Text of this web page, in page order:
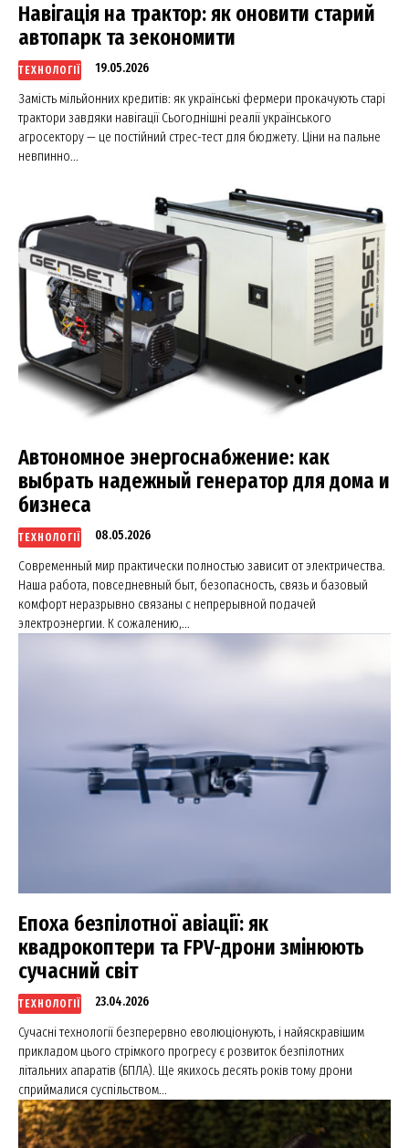
SUBSCRIBE NOW
Company
About
Contact us
My account
Навігація на трактор: як оновити старий
автопарк та зекономити
ТЕХНОЛОГІЇ 19.05.2026
Замість мільйонних кредитів: як українські фермери прокачують старі
трактори завдяки навігації Сьогоднішні реалії українського
агросектору — це постійний стрес-тест для бюджету. Ціни на пальне
невпинно...
Автономное энергоснабжение: как
выбрать надежный генератор для дома и
бизнеса
ТЕХНОЛОГІЇ 08.05.2026
Современный мир практически полностью зависит от электричества.
Наша работа, повседневный быт, безопасность, связь и базовый
комфорт неразрывно связаны с непрерывной подачей
электроэнергии. К сожалению,...
Епоха безпілотної авіації: як
квадрокоптери та FPV-дрони змінюють
сучасний світ
ТЕХНОЛОГІЇ 23.04.2026
Сучасні технології безперервно еволюціонують, і найяскравішим
прикладом цього стрімкого прогресу є розвиток безпілотних
літальних апаратів (БПЛА). Ще якихось десять років тому дрони
сприймалися суспільством...